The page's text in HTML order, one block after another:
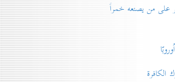
من يصنعه خمراً